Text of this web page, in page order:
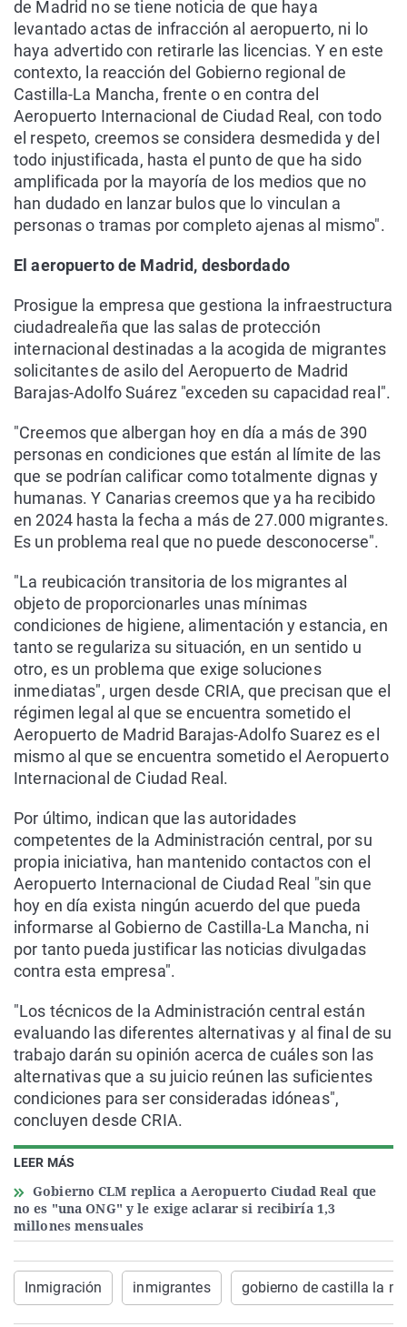
LEER MÁS
Gobierno CLM replica a Aeropuerto Ciudad Real que
no es "una ONG" y le exige aclarar si recibiría 1,3
millones mensuales
de Madrid no se tiene noticia de que haya
levantado actas de infracción al aeropuerto, ni lo
haya advertido con retirarle las licencias. Y en este
contexto, la reacción del Gobierno regional de
Castilla-La Mancha, frente o en contra del
Aeropuerto Internacional de Ciudad Real, con todo
el respeto, creemos se considera desmedida y del
todo injustificada, hasta el punto de que ha sido
amplificada por la mayoría de los medios que no
han dudado en lanzar bulos que lo vinculan a
personas o tramas por completo ajenas al mismo".
El aeropuerto de Madrid, desbordado
Prosigue la empresa que gestiona la infraestructura
ciudadrealeña que las salas de protección
internacional destinadas a la acogida de migrantes
solicitantes de asilo del Aeropuerto de Madrid
Barajas-Adolfo Suárez "exceden su capacidad real".
"Creemos que albergan hoy en día a más de 390
personas en condiciones que están al límite de las
que se podrían calificar como totalmente dignas y
humanas. Y Canarias creemos que ya ha recibido
en 2024 hasta la fecha a más de 27.000 migrantes.
Es un problema real que no puede desconocerse".
"La reubicación transitoria de los migrantes al
objeto de proporcionarles unas mínimas
condiciones de higiene, alimentación y estancia, en
tanto se regulariza su situación, en un sentido u
otro, es un problema que exige soluciones
inmediatas", urgen desde CRIA, que precisan que el
régimen legal al que se encuentra sometido el
Aeropuerto de Madrid Barajas-Adolfo Suarez es el
mismo al que se encuentra sometido el Aeropuerto
Internacional de Ciudad Real.
Por último, indican que las autoridades
competentes de la Administración central, por su
propia iniciativa, han mantenido contactos con el
Aeropuerto Internacional de Ciudad Real "sin que
hoy en día exista ningún acuerdo del que pueda
informarse al Gobierno de Castilla-La Mancha, ni
por tanto pueda justificar las noticias divulgadas
contra esta empresa".
"Los técnicos de la Administración central están
evaluando las diferentes alternativas y al final de su
trabajo darán su opinión acerca de cuáles son las
alternativas que a su juicio reúnen las suficientes
condiciones para ser consideradas idóneas",
concluyen desde CRIA.
Inmigración inmigrantes gobierno de castilla la